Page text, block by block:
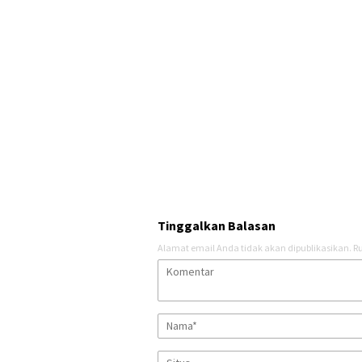
Tinggalkan Balasan
Alamat email Anda tidak akan dipublikasikan.